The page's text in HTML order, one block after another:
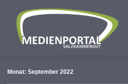
springen
Monat: September 2022